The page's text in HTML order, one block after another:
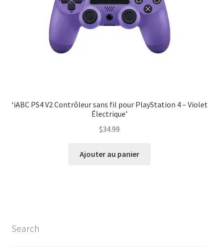
‘iABC PS4 V2 Contrôleur sans fil pour PlayStation 4 – Violet
Électrique’
$34.99
Ajouter au panier
Search